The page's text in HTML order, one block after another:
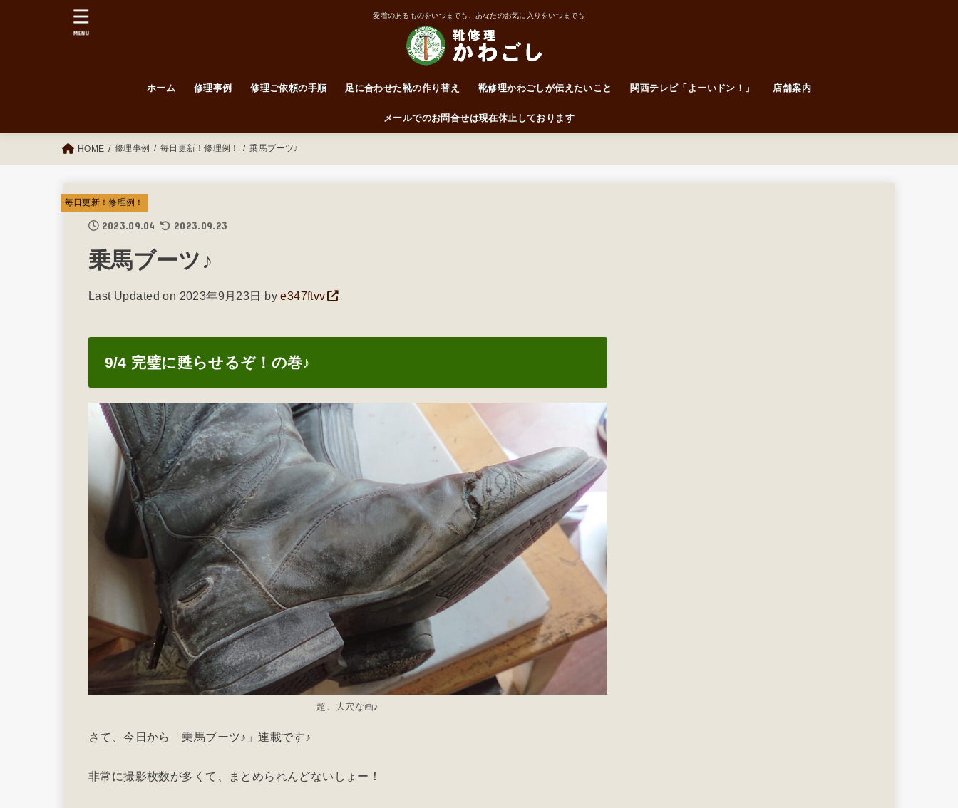
愛着のあるものをいつまでも、あなたのお気に入りをいつまでも
ホーム 修理事例 修理ご依頼の手順 足に合わせた靴の作り替え 靴修理かわごしが伝えたいこと
靴はかかとで履くもの
ワイズって何なん？
前に突っ込んだらアカン！
サイズ・ワイズ表
関西テレビ「よーいドン！」 店舗案内
メールでのお問合せは現在休止しております
MENU
HOME 修理事例 毎日更新！修理例！ 乗馬ブーツ♪
毎日更新！修理例！
2023.09.04 2023.09.23
乗馬ブーツ♪
Last Updated on 2023年9月23日 bye347ftvv
9/4 完璧に甦らせるぞ！の巻♪
超、大穴な画♪
さて、今日から「乗馬ブーツ♪」連載です♪
非常に撮影枚数が多くて、まとめられんどないしょー！